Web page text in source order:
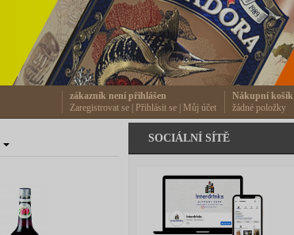
SOCIÁLNÍ SÍTĚ
Nákupní košík
žádné položky
zákazník není přihlášen
Zaregistrovat se
Přihlásit se Můj účet